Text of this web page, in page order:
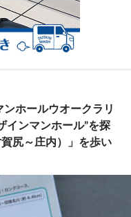
ホールウオークラリ
インマンホール”を探
尻～庄内）」を歩い